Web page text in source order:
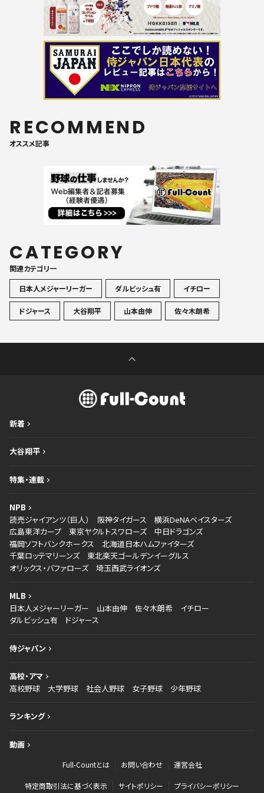
RECOMMEND
オススメ記事
CATEGORY
関連カテゴリ一
日本人メジャーリーガー
ダルビッシュ有 イチロー
ドジャース 大谷翔平 山本由伸 佐々木朗希
新着
大谷翔平
特集・連載
NPB
読売ジャイアンツ（巨人）
阪神タイガース
横浜DeNAベイスターズ
広島東洋カープ
東京ヤクルトスワローズ
中日ドラゴンズ
福岡ソフトバンクホークス
北海道日本ハムファイターズ
千葉ロッテマリーンズ
東北楽天ゴールデンイーグルス
オリックス・バファローズ
埼玉西武ライオンズ
MLB
日本人メジャーリーガー
山本由伸 佐々木朗希
イチロー
ダルビッシュ有
ドジャース
侍ジャパン
高校・アマ
高校野球
大学野球 社会人野球 女子野球 少年野球
ランキング
動画
Full-Countとは お問い合わせ 運営会社
特定商取引法に基づく表示 サイトポリシー プライバシーポリシー